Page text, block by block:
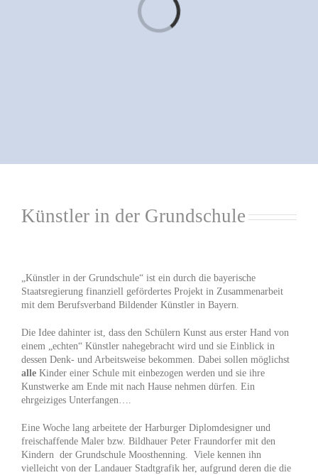
Künstler in der Grundschule
„Künstler in der Grundschule“ ist ein durch die bayerische
Staatsregierung finanziell gefördertes Projekt in Zusammenarbeit
mit dem Berufsverband Bildender Künstler in Bayern.
Die Idee dahinter ist, dass den Schülern Kunst aus erster Hand von
einem „echten“ Künstler nahegebracht wird und sie Einblick in
dessen Denk- und Arbeitsweise bekommen. Dabei sollen möglichst
alle Kinder einer Schule mit einbezogen werden und sie ihre
Kunstwerke am Ende mit nach Hause nehmen dürfen. Ein
ehrgeiziges Unterfangen….
Eine Woche lang arbeitete der Harburger Diplomdesigner und
freischaffende Maler bzw. Bildhauer Peter Fraundorfer mit den
Kindern der Grundschule Moosthenning. Viele kennen ihn
vielleicht von der Landauer Stadtgrafik her, aufgrund deren die die